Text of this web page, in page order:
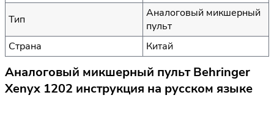
Тип
Аналоговый микшерный
пульт
Страна
Китай
Аналоговый микшерный пульт Behringer
Xenyx 1202 инструкция на русском языке